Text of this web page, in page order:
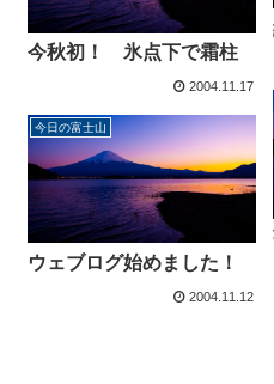
今秋初！ 氷点下で霜柱
2004.11.17
今日の富士山
ウェブログ始めました！
2004.11.12